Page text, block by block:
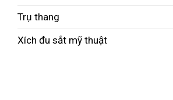
Trụ thang
Xích đu sắt mỹ thuật